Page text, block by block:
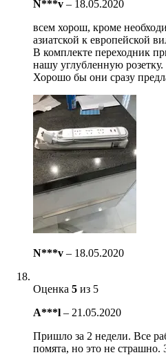
N***v – 18.05.2020
всем хорош, кроме
азиатской к европейской
В комплекте переходник
нашу углубленную розетку.
Хорошо бы они сразу
N***v – 18.05.2020
Оценка 5 из 5
A***l – 21.05.2020
Пришло за 2 недели. Все
помята, но это не страшно.